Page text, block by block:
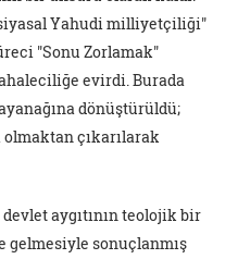
Yahudi milliyetçiliği"
"Sonu Zorlamak"
evirdi. Burada
dönüştürüldü;
çıkarılarak
aygıtının teolojik bir
sonuçlanmış